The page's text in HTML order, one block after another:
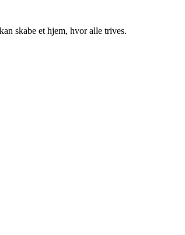
skabe et hjem, hvor alle trives.